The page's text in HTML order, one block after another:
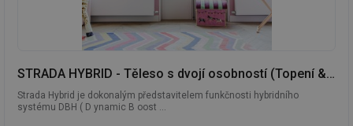
STRADA HYBRID - Těleso s dvojí osobností (Topení & Chlazení)
Strada Hybrid je dokonalým představitelem funkčnosti hybridního
systému DBH ( D ynamic B oost ...